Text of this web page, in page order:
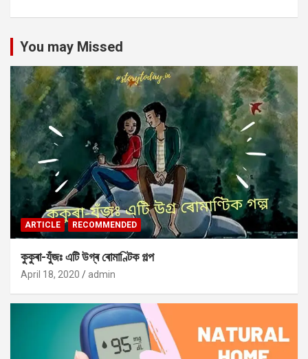
You may Missed
ARTICLE RECOMMENDED
কুকুৰা-যুঁজঃ এটি উগ্ৰ ৰোমাণ্টিক গল্প
April 18, 2020 admin